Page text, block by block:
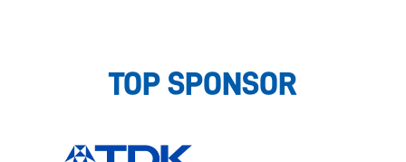
TOP SPONSOR